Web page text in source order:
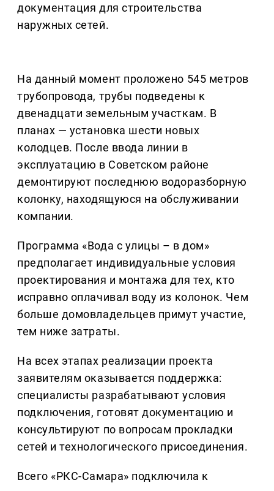
документация для строительства
наружных сетей.
На данный момент проложено 545 метров
трубопровода, трубы подведены к
двенадцати земельным участкам. В
планах — установка шести новых
колодцев. После ввода линии в
эксплуатацию в Советском районе
демонтируют последнюю водоразборную
колонку, находящуюся на обслуживании
компании.
Программа «Вода с улицы – в дом»
предполагает индивидуальные условия
проектирования и монтажа для тех, кто
исправно оплачивал воду из колонок. Чем
больше домовладельцев примут участие,
тем ниже затраты.
На всех этапах реализации проекта
заявителям оказывается поддержка:
специалисты разрабатывают условия
подключения, готовят документацию и
консультируют по вопросам прокладки
сетей и технологического присоединения.
Всего «РКС-Самара» подключила к